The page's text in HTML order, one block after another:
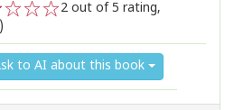
2 out of 5 rating,
to AI about this book